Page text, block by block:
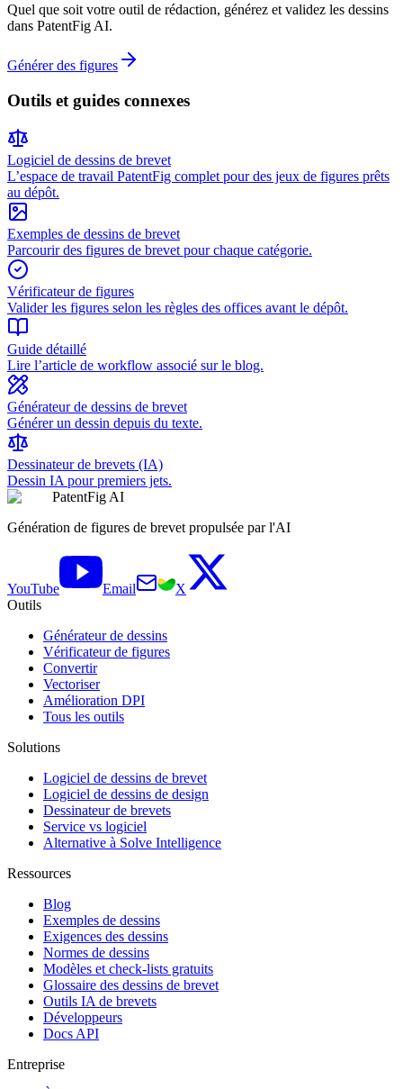
Quel que soit votre outil de rédaction, générez et validez les dessins
dans PatentFig AI.
Générer des figures
Outils et guides connexes
Logiciel de dessins de brevet
L’espace de travail PatentFig complet pour des jeux de figures prêts
au dépôt.
Exemples de dessins de brevet
Parcourir des figures de brevet pour chaque catégorie.
Vérificateur de figures
Valider les figures selon les règles des offices avant le dépôt.
Guide détaillé
Lire l’article de workflow associé sur le blog.
Générateur de dessins de brevet
Générer un dessin depuis du texte.
Dessinateur de brevets (IA)
Dessin IA pour premiers jets.
PatentFig AI
Génération de figures de brevet propulsée par l'AI
YouTube Email
X
Outils
Générateur de dessins
Vérificateur de figures
Convertir
Vectoriser
Amélioration DPI
Tous les outils
Solutions
Logiciel de dessins de brevet
Logiciel de dessins de design
Dessinateur de brevets
Service vs logiciel
Alternative à Solve Intelligence
Ressources
Blog
Exemples de dessins
Exigences des dessins
Normes de dessins
Modèles et check-lists gratuits
Glossaire des dessins de brevet
Outils IA de brevets
Développeurs
Docs API
Entreprise